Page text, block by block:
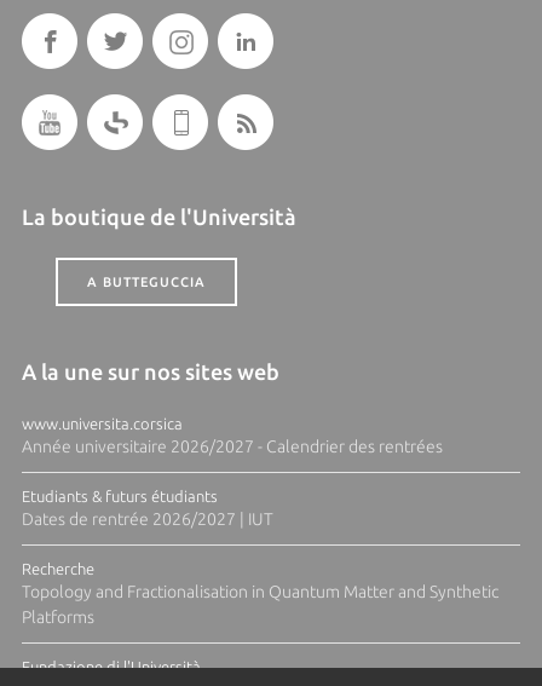
La boutique de l'Università
A BUTTEGUCCIA
A la une sur nos sites web
www.universita.corsica
Année universitaire 2026/2027 - Calendrier des rentrées
Etudiants & futurs étudiants
Dates de rentrée 2026/2027 | IUT
Recherche
Topology and Fractionalisation in Quantum Matter and Synthetic
Platforms
Fundazione di l'Università